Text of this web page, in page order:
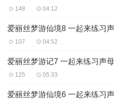
148 04:12
爱丽丝梦游仙境8 一起来练习
107 04:52
爱丽丝梦游记7 一起来练习声
125 05:33
爱丽丝梦游仙境6 一起来练习